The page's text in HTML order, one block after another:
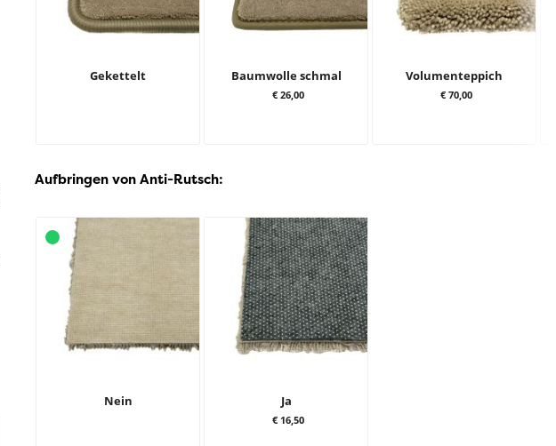
Gekettelt Baumwolle schmal
€ 26,00
Volumenteppich
€ 70,00
Aufbringen von Anti-Rutsch:
Nein Ja
€ 16,50